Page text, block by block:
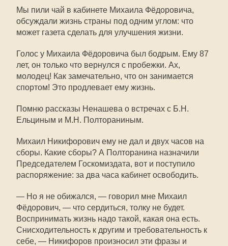
Мы пили чай в кабинете Михаила Фёдоровича,
обсуждали жизнь страны под одним углом: что
может газета сделать для улучшения жизни.
Голос у Михаила Фёдоровича был бодрым. Ему 87
лет, он только что вернулся с пробежки. Ах,
молодец! Как замечательно, что он занимается
спортом! Это продлевает ему жизнь.
Помню рассказы Ненашева о встречах с Б.Н.
Ельциным и М.Н. Полтораниным.
Михаил Никифорович ему не дал и двух часов на
сборы. Какие сборы? А Полторанина назначили
Председателем Госкомиздата, вот и поступило
распоряжение: за два часа кабинет освободить.
— Но я не обижался, — говорил мне Михаил
Фёдорович, — что сердиться, толку не будет.
Воспринимать жизнь надо такой, какая она есть.
Снисходительность к другим и требовательность к
себе, — Никифоров произносил эти фразы и